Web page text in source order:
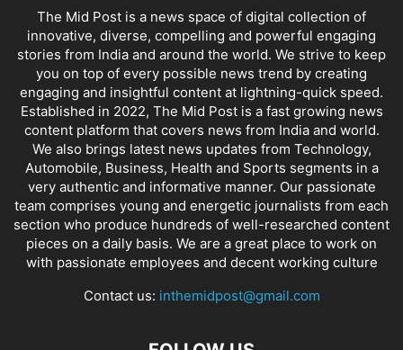
The Mid Post is a news space of digital collection of
innovative, diverse, compelling and powerful engaging
stories from India and around the world. We strive to keep
you on top of every possible news trend by creating
engaging and insightful content at lightning-quick speed.
Established in 2022, The Mid Post is a fast growing news
content platform that covers news from India and world.
We also brings latest news updates from Technology,
Automobile, Business, Health and Sports segments in a
very authentic and informative manner. Our passionate
team comprises young and energetic journalists from each
section who produce hundreds of well-researched content
pieces on a daily basis. We are a great place to work on
with passionate employees and decent working culture
Contact us: inthemidpost@gmail.com